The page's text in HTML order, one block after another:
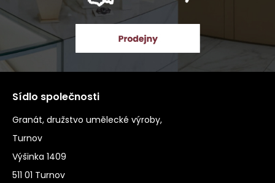
Sídlo společnosti
Granát, družstvo umělecké výroby,
Turnov
Výšinka 1409
511 01 Turnov